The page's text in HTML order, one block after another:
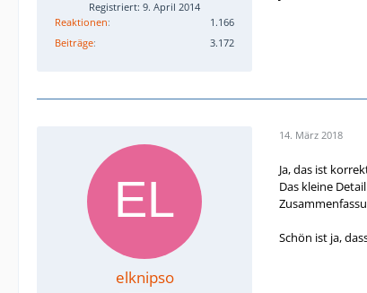
Registriert: 9. April 2014
Reaktionen
1.166
Beiträge
3.172
elknipso
14. März 2018
Ja, das ist
Das kleine
Schön ist ja,